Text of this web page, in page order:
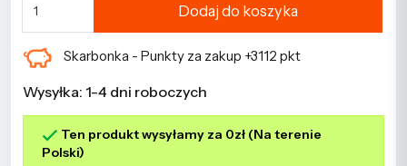
Dodaj do koszyka
Skarbonka - Punkty za zakup +3112 pkt
Wysyłka: 1-4 dni roboczych
Ten produkt wysyłamy za 0zł (Na terenie
Polski)